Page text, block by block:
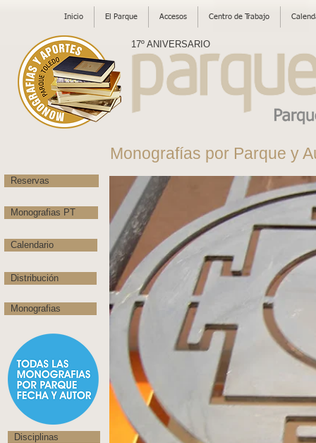
Inicio El Parque Accesos Centro de Trabajo
17º ANIVERSARIO
Reservas
Monografias PT
Calendario
Distribución
Monografias
Disciplinas
Monografías por Parque y